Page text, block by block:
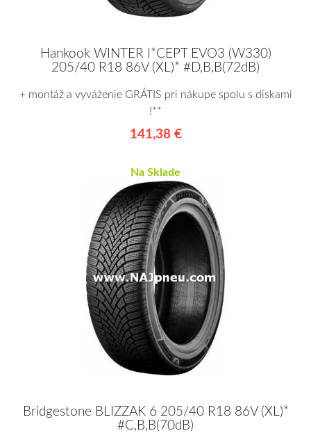
Hankook WINTER I*CEPT EVO3 (W330)
205/40 R18 86V (XL)* #D,B,B(72dB)
+ montáž a vyváženie GRÁTIS pri nákupe spolu s diskami
!**
141,38 €
Na Sklade
Bridgestone BLIZZAK 6 205/40 R18 86V (XL)*
#C,B,B(70dB)